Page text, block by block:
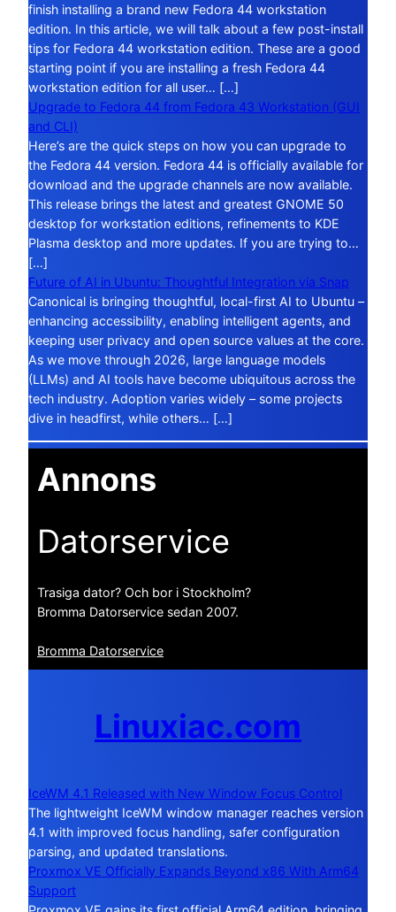
finish installing a brand new Fedora 44 workstation
edition. In this article, we will talk about a few post-install
tips for Fedora 44 workstation edition. These are a good
starting point if you are installing a fresh Fedora 44
workstation edition for all user… […]
Upgrade to Fedora 44 from Fedora 43 Workstation (GUI
and CLI)
Here’s are the quick steps on how you can upgrade to
the Fedora 44 version. Fedora 44 is officially available for
download and the upgrade channels are now available.
This release brings the latest and greatest GNOME 50
desktop for workstation editions, refinements to KDE
Plasma desktop and more updates. If you are trying to…
[…]
Future of AI in Ubuntu: Thoughtful Integration via Snap
Canonical is bringing thoughtful, local-first AI to Ubuntu –
enhancing accessibility, enabling intelligent agents, and
keeping user privacy and open source values at the core.
As we move through 2026, large language models
(LLMs) and AI tools have become ubiquitous across the
tech industry. Adoption varies widely – some projects
dive in headfirst, while others… […]
Annons
Datorservice
Trasiga dator? Och bor i Stockholm?
Bromma Datorservice sedan 2007.
Bromma Datorservice
Linuxiac.com
IceWM 4.1 Released with New Window Focus Control
The lightweight IceWM window manager reaches version
4.1 with improved focus handling, safer configuration
parsing, and updated translations.
Proxmox VE Officially Expands Beyond x86 With Arm64
Support